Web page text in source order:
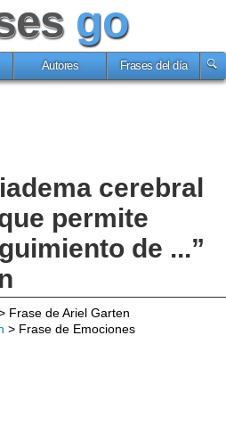
go
Autores Frases del día
cerebral
permite
de ...”
Frase de Ariel Garten
> Frase de Emociones